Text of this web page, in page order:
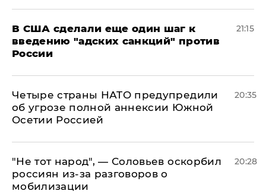
В США сделали еще один шаг к
введению "адских санкций" против
России
21:15
Четыре страны НАТО предупредили
об угрозе полной аннексии Южной
Осетии Россией
20:35
​"Не тот народ", — Соловьев оскорбил
россиян из-за разговоров о
мобилизации
20:28